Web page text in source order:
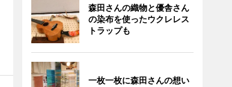
森田さんの織物と優舎さん
の染布を使ったウクレレス
トラップも
一枚一枚に森田さんの想い